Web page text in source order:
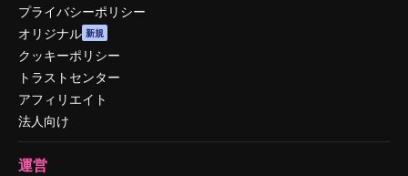
プライバシーポリシー
オリジナル 新規
クッキーポリシー
トラストセンター
アフィリエイト
法人向け
運営